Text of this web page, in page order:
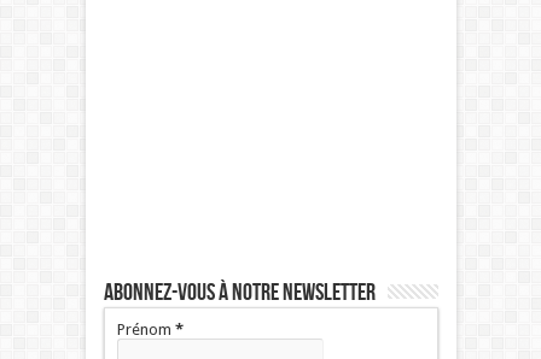
Abonnez-vous à notre newsletter
Prénom *